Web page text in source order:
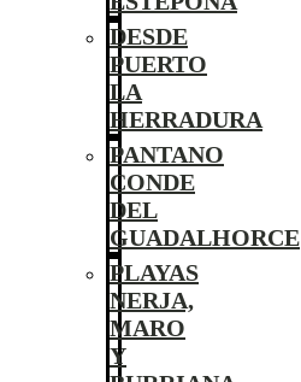
DESDE
PUERTO
LA
HERRADURA
PANTANO
CONDE
DEL
GUADALHORCE
PLAYAS
NERJA,
MARO
Y